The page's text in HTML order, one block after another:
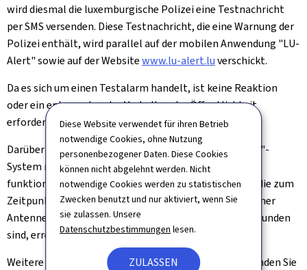
Diese Website verwendet für ihren Betrieb
notwendige Cookies, ohne Nutzung
personenbezogener Daten. Diese Cookies
können nicht abgelehnt werden. Nicht
notwendige Cookies werden zu statistischen
Zwecken benutzt und nur aktiviert, wenn Sie
sie zulassen. Unsere
Datenschutzbestimmungen lesen.
ZULASSEN
wird diesmal die luxemburgische Polizei eine Testnachricht
per SMS versenden. Diese Testnachricht, die eine Warnung der
Polizei enthält, wird parallel auf der mobilen Anwendung "LU-
Alert" sowie auf der Websitewww.lu-alert.luverschickt.
Da es sich um einen Testalarm handelt, ist keine Reaktion
oder ein entsprechendes Verhalten der Öffentlichkeit
erforderlich.
Darüber hinaus wird daran erinnert, dass das "LU-Alert"-
System nicht auf der Grundlage von Registrierungen
funktioniert. Das bedeutet, dass alle mobilen Geräte, die zum
Zeitpunkt der Auslösung der SMS-Testnachricht mit einer
Antenne eines luxemburgischen Mobilfunknetzes verbunden
sind, erreicht werden und diese erhalten.
Weitere Informationen und häufig gestellte Fragen finden Sie